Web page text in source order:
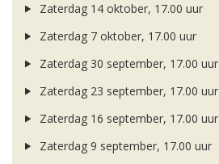
Zaterdag 14 oktober, 17.00 uur
Zaterdag 7 oktober, 17.00 uur
Zaterdag 30 september, 17.00 uur
Zaterdag 23 september, 17.00 uur
Zaterdag 16 september, 17.00 uur
Zaterdag 9 september, 17.00 uur